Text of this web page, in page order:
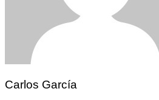
Carlos García